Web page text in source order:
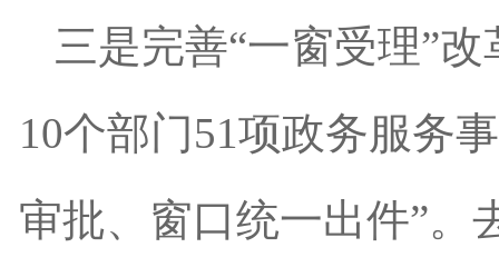
三是完善“一窗受理”
10个部门51项政务服务
审批、窗口统一出件”。